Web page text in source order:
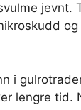
jevnt.
i
lengre tid.